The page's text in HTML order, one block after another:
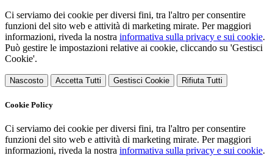
Ci serviamo dei cookie per diversi fini, tra l'altro per consentire
funzioni del sito web e attività di marketing mirate. Per maggiori
informazioni, riveda la nostra informativa sulla privacy e sui cookie.
Può gestire le impostazioni relative ai cookie, cliccando su 'Gestisci
Cookie'.
Nascosto Accetta Tutti Gestisci Cookie Rifiuta Tutti
Cookie Policy
Ci serviamo dei cookie per diversi fini, tra l'altro per consentire
funzioni del sito web e attività di marketing mirate. Per maggiori
informazioni, riveda la nostra informativa sulla privacy e sui cookie.